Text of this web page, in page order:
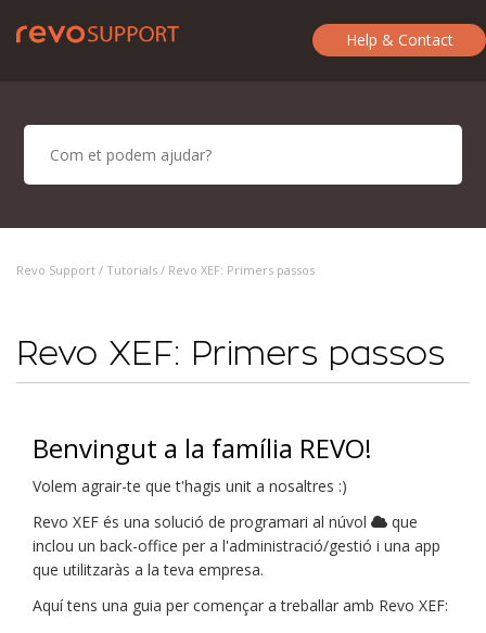
Help & Contact
Revo Support / Tutorials / Revo XEF: Primers passos
Revo XEF: Primers passos
Benvingut a la família REVO!
Volem agrair-te que t'hagis unit a nosaltres :)
Revo XEF és una solució de programari al núvol
que
inclou un back-office per a l'administració/gestió i una app
que utilitzaràs a la teva empresa.
Aquí tens una guia per començar a treballar amb Revo XEF: